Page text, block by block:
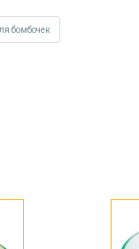
Пищевые
Все для
бомбочек